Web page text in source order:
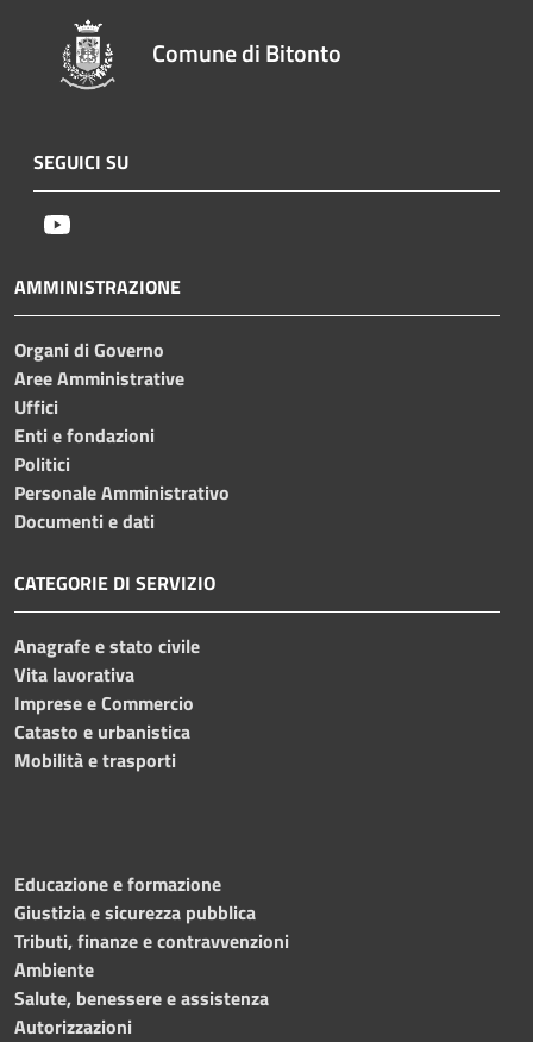
Comune di Bitonto
SEGUICI SU
AMMINISTRAZIONE
Organi di Governo
Aree Amministrative
Uffici
Enti e fondazioni
Politici
Personale Amministrativo
Documenti e dati
CATEGORIE DI SERVIZIO
Anagrafe e stato civile
Vita lavorativa
Imprese e Commercio
Catasto e urbanistica
Mobilità e trasporti
Educazione e formazione
Giustizia e sicurezza pubblica
Tributi, finanze e contravvenzioni
Ambiente
Salute, benessere e assistenza
Autorizzazioni